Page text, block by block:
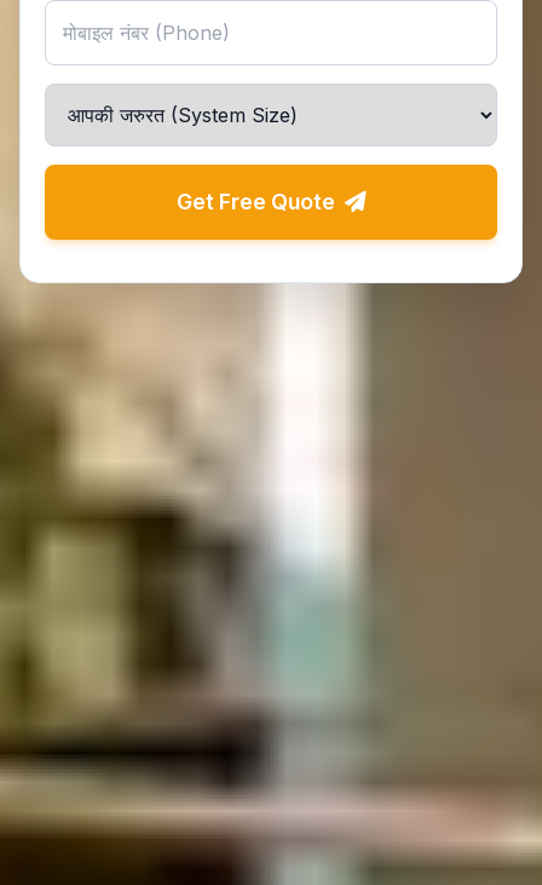
Get Free Quote